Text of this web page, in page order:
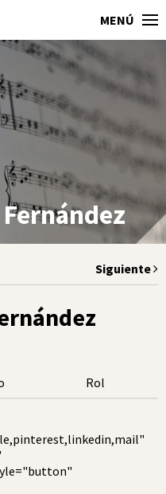
MENÚ
Siguiente
Rol